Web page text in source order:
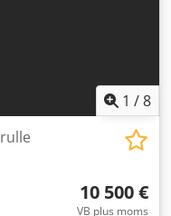
1 /8
10 500 €
VB plus moms